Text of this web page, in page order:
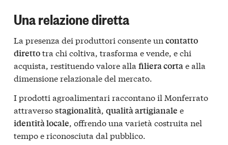
Una relazione diretta
La presenza dei produttori consente un contatto
direttotra chi coltiva, trasforma e vende, e chi
acquista, restituendo valore alla filiera cortae alla
dimensione relazionale del mercato.
I prodotti agroalimentari raccontano il Monferrato
attraversostagionalità, qualità artigianale e
identità locale, offrendo una varietà costruita nel
tempo e riconosciuta dal pubblico.